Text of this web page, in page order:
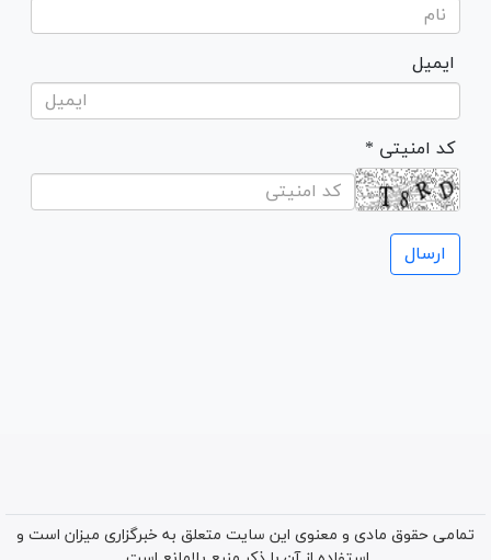
ایمیل
* کد امنیتی
تمامی حقوق مادی و معنوی این سایت متعلق به خبرگزاری میزان است و